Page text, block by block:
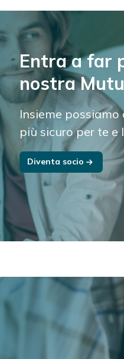
Entra a far
nostra
Insieme
più sicuro per te e
Diventa socio